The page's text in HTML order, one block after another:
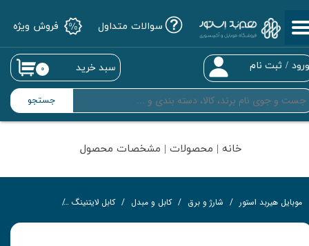
جستجو
/ ثبت نام
حساب کاربری من
تغییر گذر واژه
سفارشات
خروج از حساب کاربری
۰ سبد خرید
سوالات متداول فروش ویژه
خانه | محصولات | مشخصات محصول
موبایل هیربد استور شارژ و برق کابل و مبدل کابل لایتنینگ